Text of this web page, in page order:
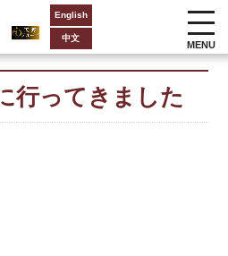
English
中文
MENU
行ってきました